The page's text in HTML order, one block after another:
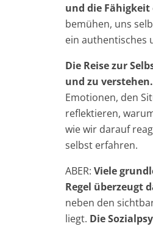
und die
bemühen, uns
ein authentisches
Die Reise zur
und zu verstehen.
Emotionen, den
reflektieren,
wie wir darauf
selbst erfahren.
ABER: Viele
Regel überzeugt
neben den
liegt. Die